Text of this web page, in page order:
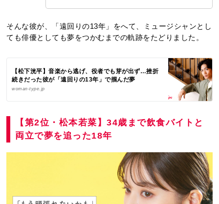
そんな彼が、「遠回りの13年」をへて、ミュージシャンとし
ても俳優としても夢をつかむまでの軌跡をたどりました。
【松下洸平】音楽から逃げ、役者でも芽が出ず…挫折
続きだった彼が「遠回りの13年」で掴んだ夢
woman-type.jp
【第2位・松本若菜】34歳まで飲食バイトと
両立で夢を追った18年